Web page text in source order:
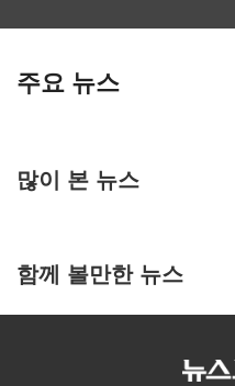
주요 뉴스
많이 본 뉴스
함께 볼만한 뉴스